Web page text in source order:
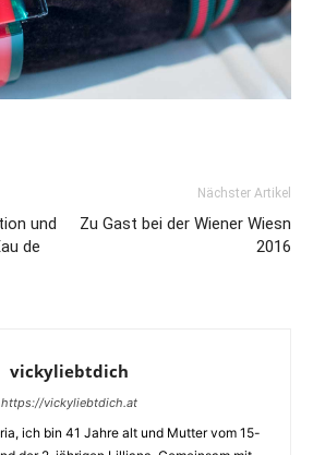
und
de
Nächster Artikel
Zu Gast bei der Wiener Wiesn
2016
vickyliebtdich
https://vickyliebtdich.at
ich bin 41 Jahre alt und Mutter vom 15-